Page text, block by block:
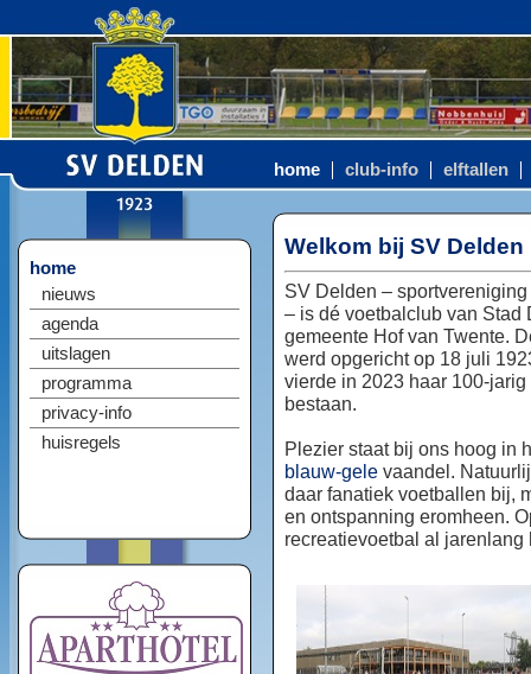
home club-info elftallen
home
nieuws
agenda
uitslagen
programma
privacy-info
huisregels
Welkom bij SV Delden
SV Delden –
– is dé voetbalclub van Stad
gemeente Hof van Twente.
werd opgericht op 18 juli
vierde in 2023 haar 100-jarig
bestaan.
Plezier staat bij ons hoog in
blauw-gele vaandel.
daar fanatiek voetballen bij,
en ontspanning eromheen.
recreatievoetbal al jarenlang